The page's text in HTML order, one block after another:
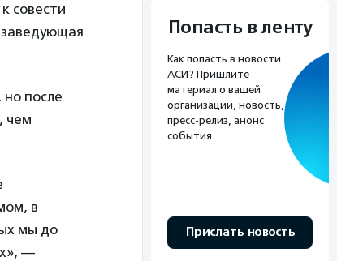
совести
после
чем
в
мы до
—
Попасть в ленту
Как попасть в новости
АСИ? Пришлите
материал о вашей
организации, новость,
пресс-релиз, анонс
события.
Прислать новость